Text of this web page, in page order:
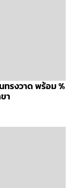
รงวาด พร้อม %
า